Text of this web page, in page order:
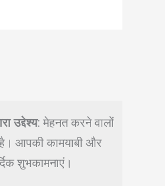
उद्देश्य: मेहनत करने वालों
है। आपकी कामयाबी और
शुभकामनाएं।